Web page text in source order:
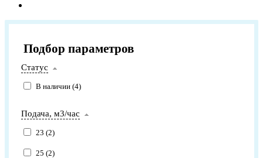
Подбор параметров
Статус
В наличии (4)
Подача, м3/час
23 (2)
25 (2)